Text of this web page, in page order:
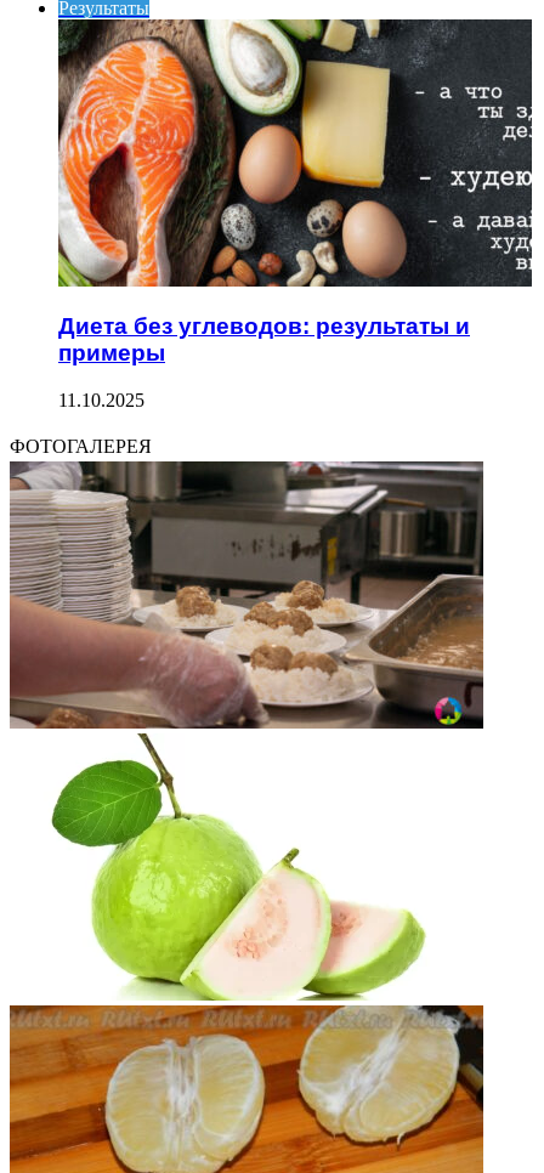
Результаты
Диета без углеводов: результаты и
примеры
11.10.2025
ФОТОГАЛЕРЕЯ